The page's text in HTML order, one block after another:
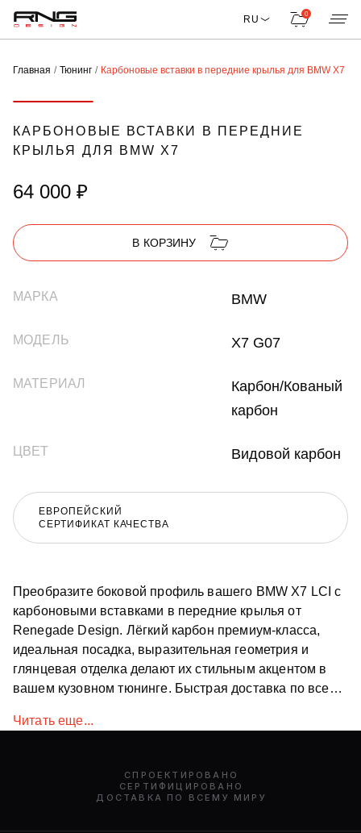
RU 0
Главная Тюнинг Карбоновые вставки в передние крылья для BMW X7
КАРБОНОВЫЕ ВСТАВКИ В ПЕРЕДНИЕ
КРЫЛЬЯ ДЛЯ BMW X7
64 000 ₽
В КОРЗИНУ
МАРКА BMW
МОДЕЛЬ X7 G07
МАТЕРИАЛ
Карбон/Кованый
карбон
ЦВЕТ Видовой карбон
ЕВРОПЕЙСКИЙ
СЕРТИФИКАТ КАЧЕСТВА
Преобразите боковой профиль вашего BMW X7 LCI с
карбоновыми вставками в передние крылья от
Renegade Design. Лёгкий карбон премиум-класса,
идеальная посадка, выразительная геометрия и
глянцевая отделка делают их стильным акцентом в
вашем кузовном тюнинге. Быстрая доставка по всему
Читать еще...
СПРОЕКТИРОВАНО
СЕРТИФИЦИРОВАНО
ДОСТАВКА ПО ВСЕМУ МИРУ